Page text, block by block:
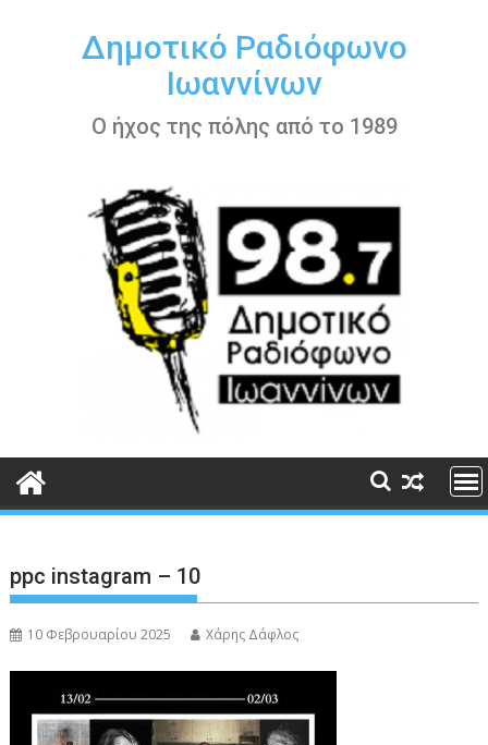
περιεχόμενοΔημοτικό Ραδιόφωνο
Ιωαννίνων
Ο ήχος της πόλης από το 1989
ppc instagram – 10
10 Φεβρουαρίου 2025 Χάρης Δάφλος